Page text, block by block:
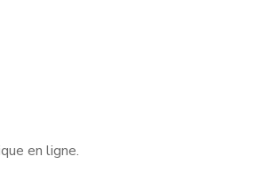
en ligne.